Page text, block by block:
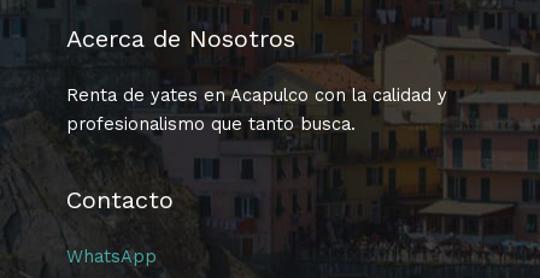
Acerca de Nosotros
Renta de yates en Acapulco con la calidad y
profesionalismo que tanto busca.
Contacto
WhatsApp